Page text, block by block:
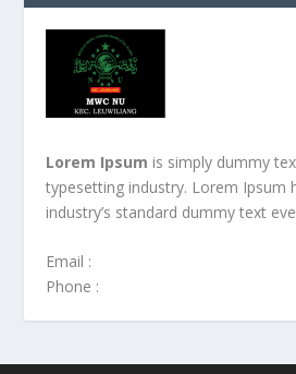
Lorem Ipsum is simply dummy
typesetting industry. Lorem Ipsum
industry’s standard dummy text
Email :
Phone :